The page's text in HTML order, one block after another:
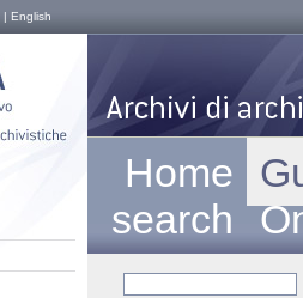
| English
Home
search